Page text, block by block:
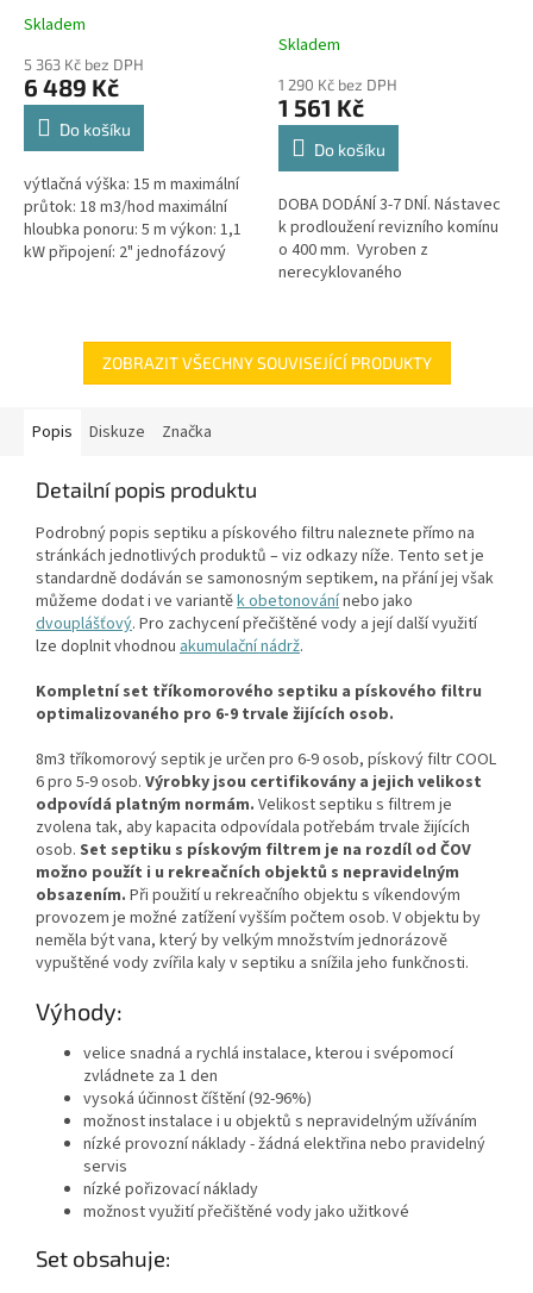
septiků - Blue Line PQD 7-
Průměrné
produktu
je
5,0
hvězdiček.
Skladem
5 363 Kč bez DPH
6 489 Kč
Do košíku
výtlačná výška: 15 m maximální
průtok: 18 m3/hod maximální
hloubka ponoru: 5 m výkon: 1,1
kW připojení: 2" jednofázový
Skladem
1 290 Kč bez DPH
1 561 Kč
Do košíku
DOBA DODÁNÍ 3-7 DNÍ. Nástavec
k prodloužení revizního komínu
o 400 mm. Vyroben z
nerecyklovaného
revizní...
ZOBRAZIT VŠECHNY SOUVISEJÍCÍ PRODUKTY
Popis Diskuze Značka
Detailní popis produktu
Podrobný popis septiku a pískového filtru naleznete přímo na
stránkách jednotlivých produktů – viz odkazy níže. Tento set je
standardně dodáván se samonosným septikem, na přání jej však
můžeme dodat i ve variantěk obetonovánínebo jako
dvouplášťový. Pro zachycení přečištěné vody a její další využití
lze doplnit vhodnou akumulační nádrž.
Kompletní set tříkomorového septiku a pískového filtru
optimalizovaného pro 6-9 trvale žijících osob.
8m3 tříkomorový septik je určen pro 6-9 osob, pískový filtr COOL
6 pro 5-9 osob. Výrobky jsou certifikovány a jejich velikost
odpovídá platným normám. Velikost septiku s filtrem je
zvolena tak, aby kapacita odpovídala potřebám trvale žijících
osob. Set septiku s pískovým filtrem je na rozdíl od ČOV
možno použít i u rekreačních objektů s nepravidelným
obsazením. Při použití u rekreačního objektu s víkendovým
provozem je možné zatížení vyšším počtem osob. V objektu by
neměla být vana, který by velkým množstvím jednorázově
vypuštěné vody zvířila kaly v septiku a snížila jeho funkčnosti.
Výhody:
velice snadná a rychlá instalace, kterou i svépomocí
zvládnete za 1 den
vysoká účinnost číštění (92-96%)
možnost instalace i u objektů s nepravidelným užíváním
nízké provozní náklady - žádná elektřina nebo pravidelný
servis
nízké pořizovací náklady
možnost využití přečištěné vody jako užitkové
Set obsahuje: